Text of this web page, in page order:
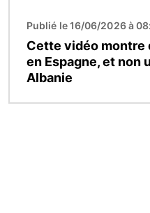
Publié le 16/06/2026 à
Cette vidéo montre
en Espagne, et non
Albanie